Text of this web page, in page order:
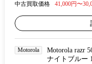
中古買取価格 41,000円〜
Motorola
Motorola razr
ナイトブルー